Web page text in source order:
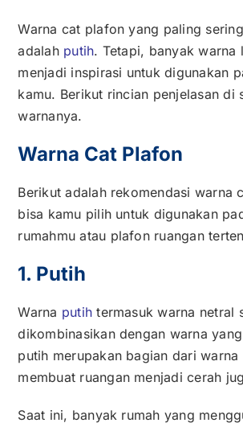
Warna cat plafon yang paling
adalah putih. Tetapi, banyak warna
menjadi inspirasi untuk digunakan
kamu. Berikut rincian penjelasan di
warnanya.
Warna Cat Plafon
Berikut adalah rekomendasi warna
bisa kamu pilih untuk digunakan
rumahmu atau plafon ruangan
1. Putih
Warna putih termasuk warna netral
dikombinasikan dengan warna
putih merupakan bagian dari warna
membuat ruangan menjadi cerah
Saat ini, banyak rumah yang